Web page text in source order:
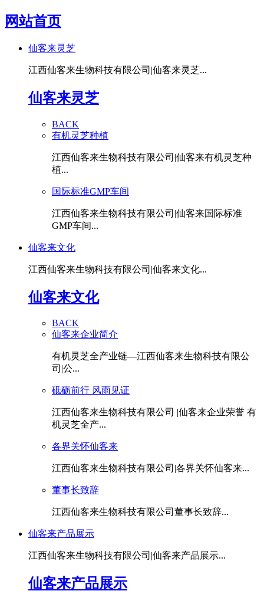
网站首页
仙客来灵芝
江西仙客来生物科技有限公司|仙客来灵芝...
仙客来灵芝
BACK
有机灵芝种植
江西仙客来生物科技有限公司|仙客来有机灵芝种
植...
国际标准GMP车间
江西仙客来生物科技有限公司|仙客来国际标准
GMP车间...
仙客来文化
江西仙客来生物科技有限公司|仙客来文化...
仙客来文化
BACK
仙客来企业简介
有机灵芝全产业链—江西仙客来生物科技有限公
司|公...
砥砺前行 风雨见证
江西仙客来生物科技有限公司 |仙客来企业荣誉 有
机灵芝全产...
各界关怀仙客来
江西仙客来生物科技有限公司|各界关怀仙客来...
董事长致辞
江西仙客来生物科技有限公司董事长致辞...
仙客来产品展示
江西仙客来生物科技有限公司|仙客来产品展示...
仙客来产品展示